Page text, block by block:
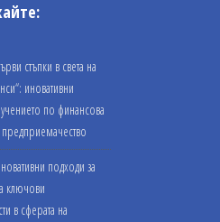
стъпки в света на
иновативни
по финансова
подходи за
ключови
в сферата на